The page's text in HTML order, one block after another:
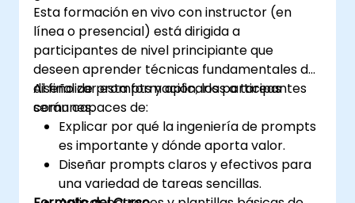
Esta formación en vivo con instructor (en
línea o presencial) está dirigida a
participantes de nivel principiante que
deseen aprender técnicas fundamentales de
diseño de prompts y aplicarlas a tareas
comunes.
Al finalizar esta formación, los participantes
serán capaces de:
Explicar por qué la ingeniería de prompts
es importante y dónde aporta valor.
Diseñar prompts claros y efectivos para
una variedad de tareas sencillas.